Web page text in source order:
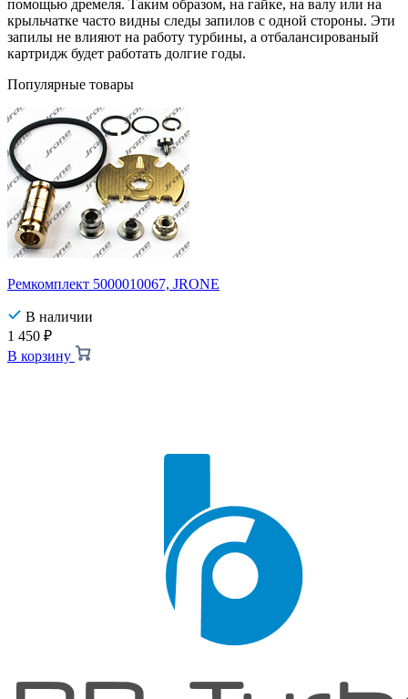
помощью дремеля. Таким образом, на гайке, на валу или на
крыльчатке часто видны следы запилов с одной стороны. Эти
запилы не влияют на работу турбины, а отбалансированый
картридж будет работать долгие годы.
Популярные товары
Ремкомплект 5000010067, JRONE
В наличии
1 450 ₽
В корзину